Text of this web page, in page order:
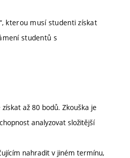
kterou musí studenti získat
studentů s
až 80 bodů. Zkouška je
analyzovat složitější
nahradit v jiném termínu,